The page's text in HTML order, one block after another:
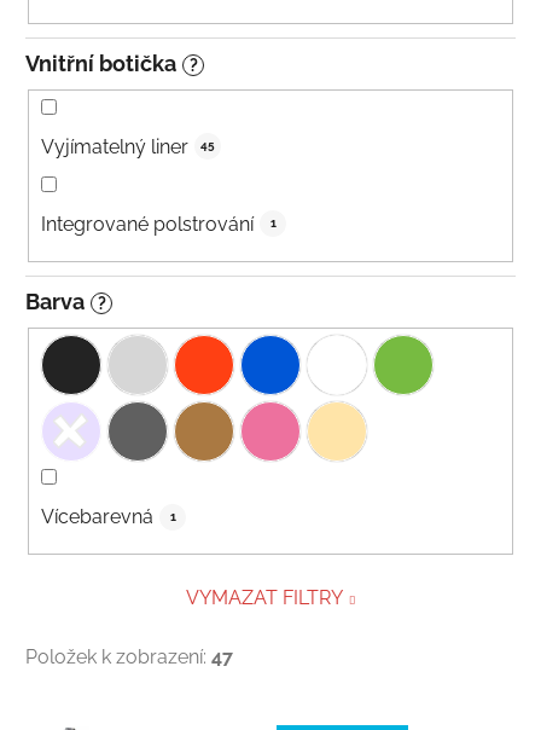
Vnitřní botička ?
Vyjímatelný liner 45
Integrované polstrování 1
Barva ?
Vícebarevná 1
VYMAZAT FILTRY
Položek k zobrazení: 47